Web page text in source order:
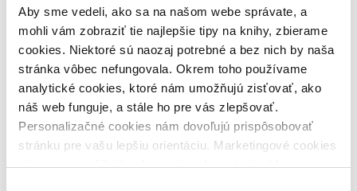
Aby sme vedeli, ako sa na našom webe správate, a
mohli vám zobraziť tie najlepšie tipy na knihy, zbierame
cookies. Niektoré sú naozaj potrebné a bez nich by naša
stránka vôbec nefungovala. Okrem toho používame
analytické cookies, ktoré nám umožňujú zisťovať, ako
náš web funguje, a stále ho pre vás zlepšovať.
Personalizačné cookies nám dovoľujú prispôsobovať
stránku pre vašu lepšiu orientáciu. Marketingové cookies
nám zas umožňujú zobrazenie relevantnej reklamy.
Zúžiť výber
Zoradiť
Bestsellery
Top hodnotené
Novinky